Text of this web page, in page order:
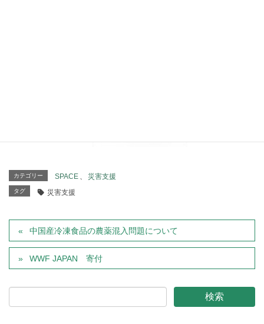
カテゴリー SPACE 、 災害支援
タグ 災害支援
中国産冷凍食品の農薬混入問題について
WWF JAPAN 寄付